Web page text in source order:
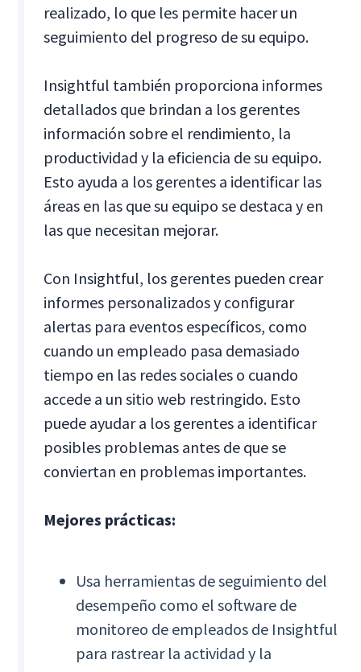
realizado, lo que les permite hacer un
seguimiento del progreso de su equipo.
Insightful también proporciona informes
detallados que brindan a los gerentes
información sobre el rendimiento, la
productividad y la eficiencia de su equipo.
Esto ayuda a los gerentes a identificar las
áreas en las que su equipo se destaca y en
las que necesitan mejorar.
Con Insightful, los gerentes pueden crear
informes personalizados y configurar
alertas para eventos específicos, como
cuando un empleado pasa demasiado
tiempo en las redes sociales o cuando
accede a un sitio web restringido. Esto
puede ayudar a los gerentes a identificar
posibles problemas antes de que se
conviertan en problemas importantes.
Mejores prácticas:
Usa herramientas de seguimiento del
desempeño como el software de
monitoreo de empleados de Insightful
para rastrear la actividad y la